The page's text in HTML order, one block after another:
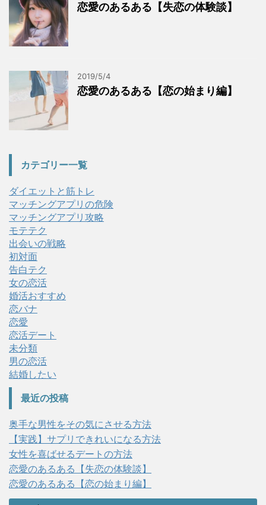
恋愛のあるある【失恋の体験談】
2019/5/4
恋愛のあるある【恋の始まり編】
カテゴリー一覧
ダイエットと筋トレ
マッチングアプリの危険
マッチングアプリ攻略
モテテク
出会いの戦略
初対面
告白テク
女の恋活
婚活おすすめ
恋バナ
恋愛
恋活デート
未分類
男の恋活
結婚したい
最近の投稿
奥手な男性をその気にさせる方法
【実践】サプリできれいになる方法
女性を喜ばせるデートの方法
恋愛のあるある【失恋の体験談】
恋愛のあるある【恋の始まり編】